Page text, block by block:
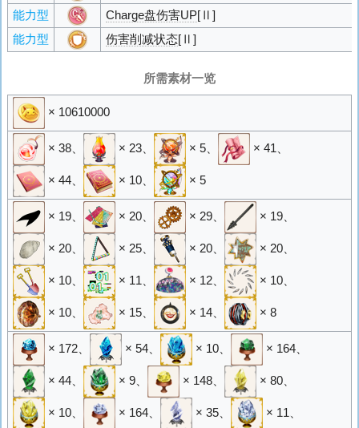
能力型
Charge盘伤害UP[Ⅱ]
能力型
伤害削减状态[Ⅱ]
所需素材一览
× 10610000
× 38、 × 23、 × 5、 × 41、
× 44、 × 10、 × 5
× 19、 × 20、 × 29、 × 19、
× 20、 × 25、 × 20、 × 20、
× 10、 × 11、 × 12、 × 10、
× 10、 × 15、 × 14、 × 8
× 172、 × 54、 × 10、 × 164、
× 44、 × 9、 × 148、 × 80、
× 10、 × 164、 × 35、 × 11、